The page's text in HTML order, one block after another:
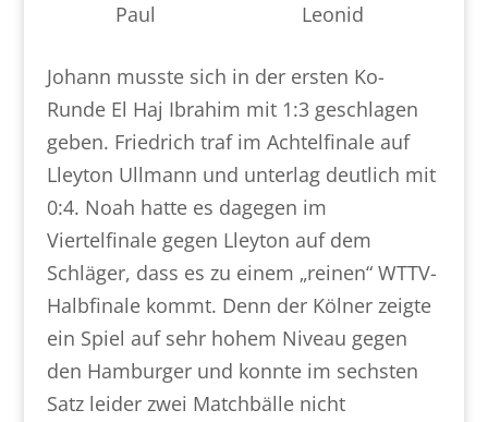
Paul Leonid
Johann musste sich in der ersten Ko-
Runde El Haj Ibrahim mit 1:3 geschlagen
geben. Friedrich traf im Achtelfinale auf
Lleyton Ullmann und unterlag deutlich mit
0:4. Noah hatte es dagegen im
Viertelfinale gegen Lleyton auf dem
Schläger, dass es zu einem „reinen“ WTTV-
Halbfinale kommt. Denn der Kölner zeigte
ein Spiel auf sehr hohem Niveau gegen
den Hamburger und konnte im sechsten
Satz leider zwei Matchbälle nicht